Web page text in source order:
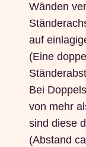
Wänden
auf
(Eine
Bei
von mehr
sind diese
(Abstand